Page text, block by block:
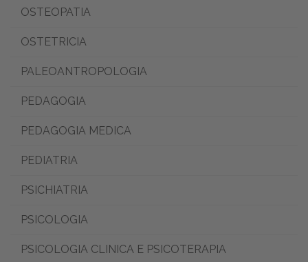
OSTEOPATIA
OSTETRICIA
PALEOANTROPOLOGIA
PEDAGOGIA
PEDAGOGIA MEDICA
PEDIATRIA
PSICHIATRIA
PSICOLOGIA
PSICOLOGIA CLINICA E PSICOTERAPIA